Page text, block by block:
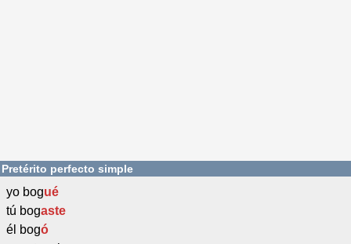
Pretérito perfecto simple
yo bogué
tú bogaste
él bogó